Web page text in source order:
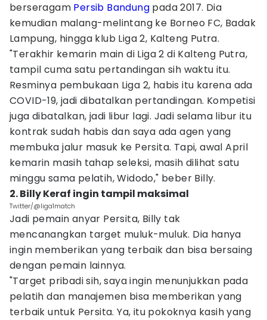
berseragam Persib Bandung pada 2017. Dia
kemudian malang-melintang ke Borneo FC, Badak
Lampung, hingga klub Liga 2, Kalteng Putra.
"Terakhir kemarin main di Liga 2 di Kalteng Putra,
tampil cuma satu pertandingan sih waktu itu.
Resminya pembukaan Liga 2, habis itu karena ada
COVID-19, jadi dibatalkan pertandingan. Kompetisi
juga dibatalkan, jadi libur lagi. Jadi selama libur itu
kontrak sudah habis dan saya ada agen yang
membuka jalur masuk ke Persita. Tapi, awal April
kemarin masih tahap seleksi, masih dilihat satu
minggu sama pelatih, Widodo," beber Billy.
2. Billy Keraf ingin tampil maksimal
Twitter/@liga1match
Jadi pemain anyar Persita, Billy tak
mencanangkan target muluk-muluk. Dia hanya
ingin memberikan yang terbaik dan bisa bersaing
dengan pemain lainnya.
"Target pribadi sih, saya ingin menunjukkan pada
pelatih dan manajemen bisa memberikan yang
terbaik untuk Persita. Ya, itu pokoknya kasih yang